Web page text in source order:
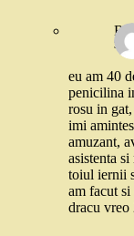
3
eu am 40
penicilina
rosu in
imi
amuzant,
asistenta
toiul iernii
am facut si
dracu vreo